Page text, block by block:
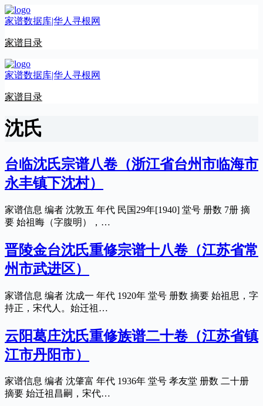
跳
至
容
家谱数据库|华人寻根网
家谱目录
家谱数据库|华人寻根网
家谱目录
沈氏
台临沈氏宗谱八卷（浙江省台州市临海市
永丰镇下沈村）
家谱信息 编者 沈敦五 年代 民国29年[1940] 堂号 册数 7册 摘
要 始祖晦（字腹明），…
晋陵金台沈氏重修宗谱十八卷（江苏省常
州市武进区）
家谱信息 编者 沈成一 年代 1920年 堂号 册数 摘要 始祖思，字
持正，宋代人。始迁祖…
云阳葛庄沈氏重修族谱二十卷（江苏省镇
江市丹阳市）
家谱信息 编者 沈肇富 年代 1936年 堂号 孝友堂 册数 二十册
摘要 始迁祖昌嗣，宋代…